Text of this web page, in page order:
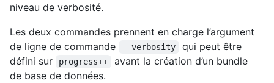
niveau de verbosité.
Les deux commandes prennent en charge l’argument
de ligne de commande
--verbosity
qui peut être
défini sur
progress++
avant la création d’un bundle
de base de données.